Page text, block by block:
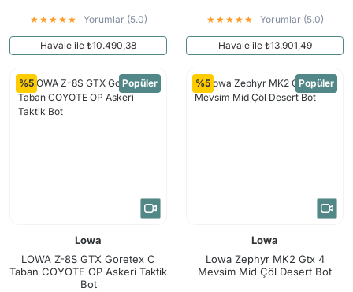
Yorumlar (5.0)
Havale ile ₺10.490,38
Yorumlar (5.0)
Havale ile ₺13.901,49
%5 Popüler
Lowa
LOWA Z-8S GTX Goretex C
Taban COYOTE OP Askeri Taktik
Bot
%5 Popüler
Lowa
Lowa Zephyr MK2 Gtx 4
Mevsim Mid Çöl Desert Bot